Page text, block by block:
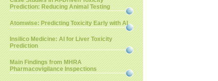
Prediction: Reducing Animal Testing
Atomwise: Predicting Toxicity Early with AI
Insilico Medicine: AI for Liver Toxicity
Prediction
Main Findings from MHRA
Pharmacovigilance Inspections